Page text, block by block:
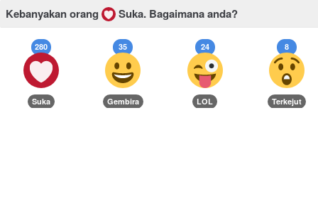
Kebanyakan orang Suka. Bagaimana anda?
280
Suka
35
Gembira
24
LOL
8
Terkejut